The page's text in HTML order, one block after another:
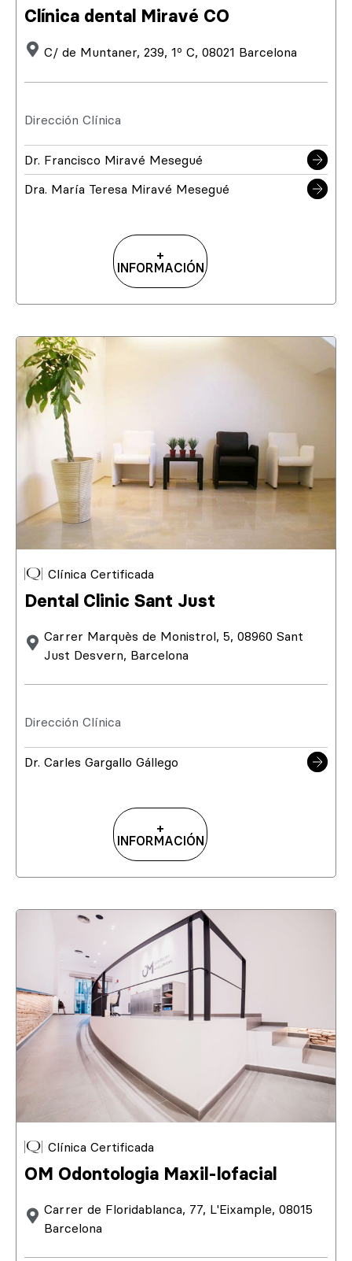
Clínica dental Miravé CO
C/ de Muntaner, 239, 1º C, 08021 Barcelona
Dirección Clínica
Dr. Francisco Miravé Mesegué
Dra. María Teresa Miravé Mesegué
+
INFORMACIÓN
Clínica Certificada
Dental Clinic Sant Just
Carrer Marquès de Monistrol, 5, 08960 Sant
Just Desvern, Barcelona
Dirección Clínica
Dr. Carles Gargallo Gállego
+
INFORMACIÓN
Clínica Certificada
OM Odontologia Maxil-lofacial
Carrer de Floridablanca, 77, L'Eixample, 08015
Barcelona